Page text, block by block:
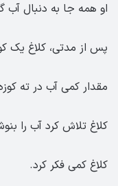
او همه جا به دنبال آب
پس از مدتی، کلاغ یک
مقدار کمی آب در ته
کلاغ تلاش کرد آب را
کلاغ کمی فکر کرد.